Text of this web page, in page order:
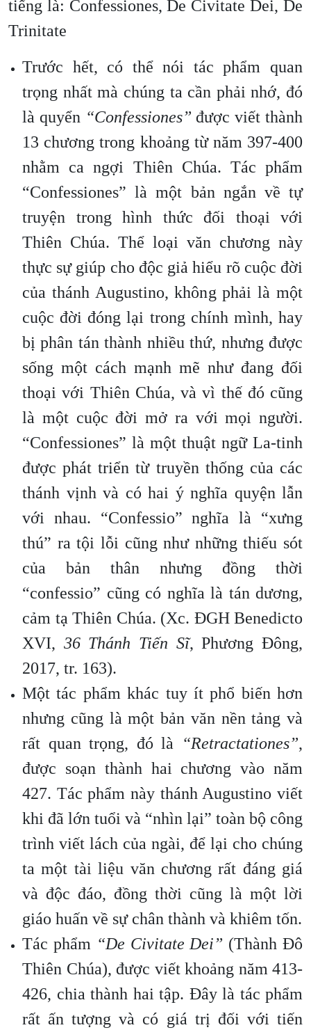
tiếng là: Confessiones, De Civitate Dei, De
Trinitate
Trước hết, có thể nói tác phẩm quan
trọng nhất mà chúng ta cần phải nhớ, đó
là quyển “Confessiones” được viết thành
13 chương trong khoảng từ năm 397-400
nhằm ca ngợi Thiên Chúa. Tác phẩm
“Confessiones” là một bản ngắn về tự
truyện trong hình thức đối thoại với
Thiên Chúa. Thể loại văn chương này
thực sự giúp cho độc giả hiểu rõ cuộc đời
của thánh Augustino, không phải là một
cuộc đời đóng lại trong chính mình, hay
bị phân tán thành nhiều thứ, nhưng được
sống một cách mạnh mẽ như đang đối
thoại với Thiên Chúa, và vì thế đó cũng
là một cuộc đời mở ra với mọi người.
“Confessiones” là một thuật ngữ La-tinh
được phát triển từ truyền thống của các
thánh vịnh và có hai ý nghĩa quyện lẫn
với nhau. “Confessio” nghĩa là “xưng
thú” ra tội lỗi cũng như những thiếu sót
của bản thân nhưng đồng thời
“confessio” cũng có nghĩa là tán dương,
cảm tạ Thiên Chúa. (Xc. ĐGH Benedicto
XVI, 36 Thánh Tiến Sĩ, Phương Đông,
2017, tr. 163).
Một tác phẩm khác tuy ít phổ biến hơn
nhưng cũng là một bản văn nền tảng và
rất quan trọng, đó là
“Retractationes”,
được soạn thành hai chương vào năm
427. Tác phẩm này thánh Augustino viết
khi đã lớn tuổi và “nhìn lại” toàn bộ công
trình viết lách của ngài, để lại cho chúng
ta một tài liệu văn chương rất đáng giá
và độc đáo, đồng thời cũng là một lời
giáo huấn về sự chân thành và khiêm tốn.
Tác phẩm “De Civitate Dei” (Thành Đô
Thiên Chúa), được viết khoảng năm 413-
426, chia thành hai tập. Đây là tác phẩm
rất ấn tượng và có giá trị đối với tiến